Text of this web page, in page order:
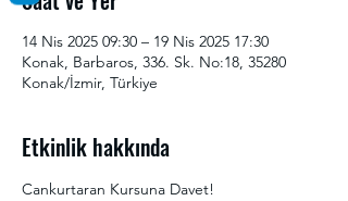
14 Nis 2025 09:30 – 19 Nis 2025 17:30
Konak, Barbaros, 336. Sk. No:18, 35280
Konak/İzmir, Türkiye
Etkinlik hakkında
Cankurtaran Kursuna Davet!